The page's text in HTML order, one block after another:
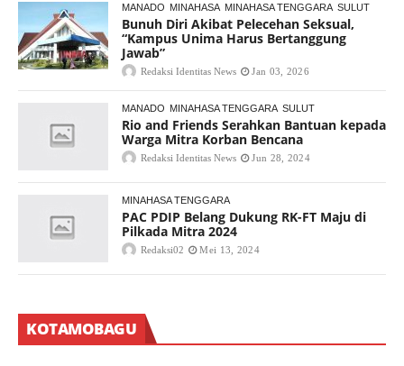
MANADO MINAHASA MINAHASA TENGGARA SULUT
Bunuh Diri Akibat Pelecehan Seksual,
“Kampus Unima Harus Bertanggung
Jawab”
Redaksi Identitas News Jan 03, 2026
MANADO MINAHASA TENGGARA SULUT
Rio and Friends Serahkan Bantuan kepada
Warga Mitra Korban Bencana
Redaksi Identitas News Jun 28, 2024
MINAHASA TENGGARA
PAC PDIP Belang Dukung RK-FT Maju di
Pilkada Mitra 2024
Redaksi02 Mei 13, 2024
KOTAMOBAGU